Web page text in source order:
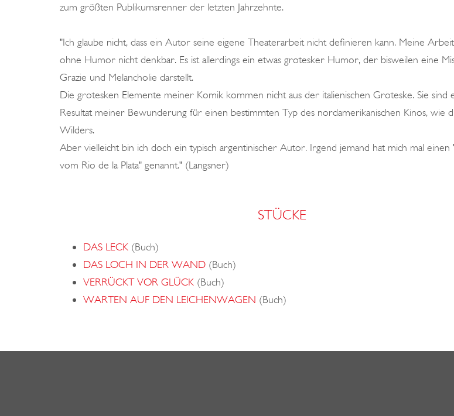
zum größten Publikumsrenner der letzten Jahrzehnte.
"Ich glaube nicht, dass ein Autor seine eigene Theaterarbeit nicht definieren kann. Meine
ohne Humor nicht denkbar. Es ist allerdings ein etwas grotesker Humor, der bisweilen eine
Grazie und Melancholie darstellt.
Die grotesken Elemente meiner Komik kommen nicht aus der italienischen Groteske. Sie sind
Resultat meiner Bewunderung für einen bestimmten Typ des nordamerikanischen Kinos, wie
Wilders.
Aber vielleicht bin ich doch ein typisch argentinischer Autor. Irgend jemand hat mich mal einen
vom Rio de la Plata" genannt." (Langsner)
STÜCKE
DAS LECK (Buch)
DAS LOCH IN DER WAND (Buch)
VERRÜCKT VOR GLÜCK (Buch)
WARTEN AUF DEN LEICHENWAGEN (Buch)